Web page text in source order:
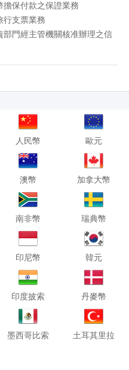
擔保付款之保證業務
行支票業務
部門經主管機關核准辦理之信
人民幣 歐元
澳幣 加拿大幣
南非幣 瑞典幣
印尼幣 韓元
印度披索 丹麥幣
墨西哥比索 土耳其里拉